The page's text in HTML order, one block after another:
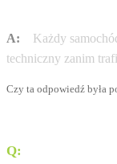
A:
Każdy
techniczny zanim
Czy ta odpowiedź była
Q: